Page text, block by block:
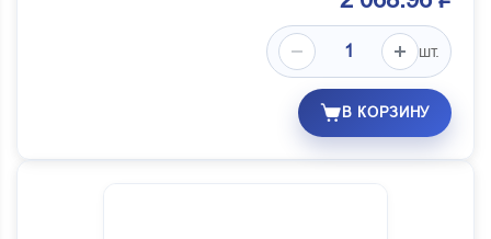
шт.
В КОРЗИНУ